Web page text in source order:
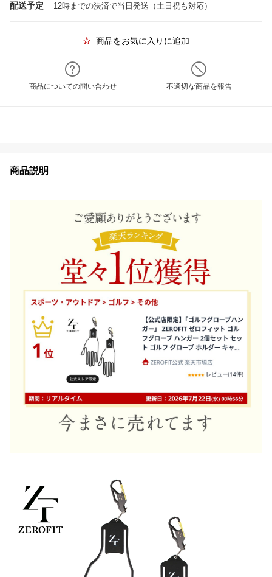
配送予定 12時までの決済で当日発送（土日祝も対応）
商品をお気に入りに追加
商品についての問い合わせ 不適切な商品を報告
商品説明